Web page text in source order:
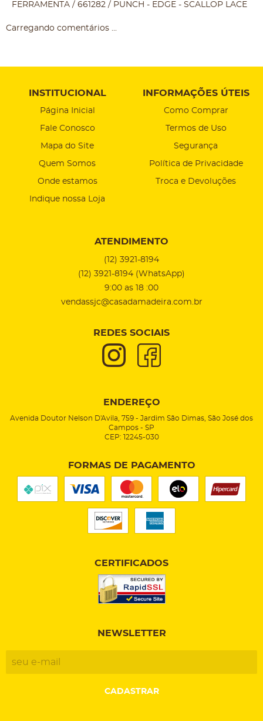
FERRAMENTA / 661282 / PUNCH - EDGE - SCALLOP LACE
Carregando comentários ...
INSTITUCIONAL
Página Inicial
Fale Conosco
Mapa do Site
Quem Somos
Onde estamos
Indique nossa Loja
INFORMAÇÕES ÚTEIS
Como Comprar
Termos de Uso
Segurança
Política de Privacidade
Troca e Devoluções
ATENDIMENTO
(12) 3921-8194
(12) 3921-8194 (WhatsApp)
9:00 as 18 :00
vendassjc@casadamadeira.com.br
REDES SOCIAIS
ENDEREÇO
Avenida Doutor Nelson D'Avila, 759 - Jardim São Dimas, São José dos
Campos - SP
CEP: 12245-030
FORMAS DE PAGAMENTO
CERTIFICADOS
NEWSLETTER
CADASTRAR